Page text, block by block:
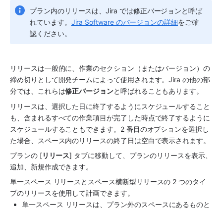
プラン内のリリースは、Jira では修正バージョンと呼ば
れています。 Jira Software のバージョンの詳細をご確
認ください。
リリースは一般的に、作業のセクション（またはバージョン）の
締め切りとして開発チームによって使用されます。Jira の他の部
分では、これらは修正バージョンと呼ばれることもあります。
リリースは、選択した日に終了するようにスケジュールすること
も、含まれるすべての作業項目が完了した時点で終了するように
スケジュールすることもできます。2 番目のオプションを選択し
た場合、
スペース内のリリースの終了日は空白で表示されます。
プランの [リリース] タブに移動して、プランのリリースを表示、
追加、新規作成できます。
単一スペース リリースと スペース横断型リリースの 2 つのタイ
プのリリースを使用して計画できます。
単一スペース リリースは、 プラン外のスペースにあるものと